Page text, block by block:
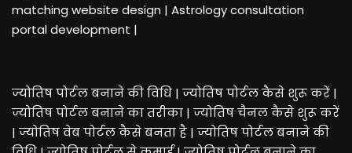
matching website design | Astrology consultation
portal development |
ज्योतिष पोर्टल बनाने की विधि | ज्योतिष पोर्टल कैसे शुरू करें |
ज्योतिष पोर्टल बनाने का तरीका | ज्योतिष चैनल कैसे शुरू करें
| ज्योतिष वेब पोर्टल कैसे बनता है | ज्योतिष पोर्टल बनाने की